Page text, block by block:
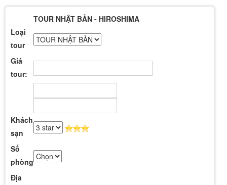
TOUR NHẬT BẢN - HIROSHIMA
Loại
tour
Giá
tour:
Khách
sạn
Số
phòng
Địa